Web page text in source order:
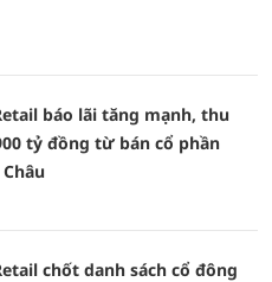
báo lãi tăng mạnh, thu
tỷ đồng từ bán cổ phần
chốt danh sách cổ đông